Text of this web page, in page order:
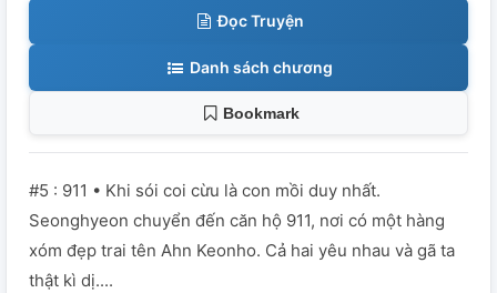
Đọc Truyện
Danh sách chương
Bookmark
#5 : 911 • Khi sói coi cừu là con mồi duy nhất.
Seonghyeon chuyển đến căn hộ 911, nơi có một hàng
xóm đẹp trai tên Ahn Keonho. Cả hai yêu nhau và gã ta
thật kì dị....